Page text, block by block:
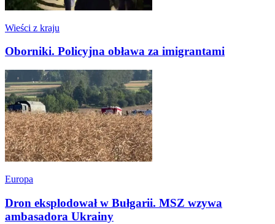
Wieści z kraju
Oborniki. Policyjna obława za imigrantami
Europa
Dron eksplodował w Bułgarii. MSZ wzywa
ambasadora Ukrainy